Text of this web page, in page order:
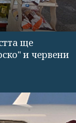
ще
и червени